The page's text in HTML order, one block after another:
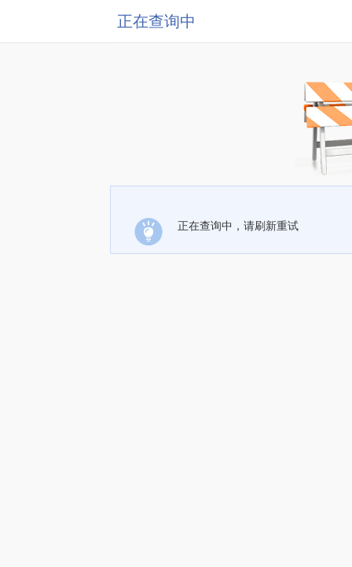
正在查询中
正在查询中，请刷新重试